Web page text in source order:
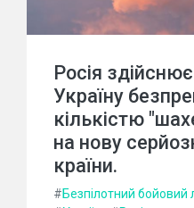
Росія
Україну
кількістю
на нову
країни.
#Безпілотний бойовий